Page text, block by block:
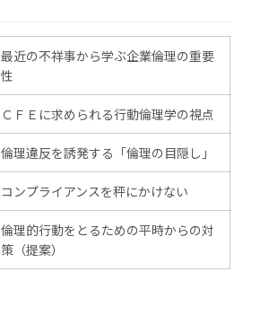
最近の不祥事から学ぶ企業倫理の重要
性
ＣＦＥに求められる行動倫理学の視点
倫理違反を誘発する「倫理の目隠し」
コンプライアンスを秤にかけない
倫理的行動をとるための平時からの対
策（提案）